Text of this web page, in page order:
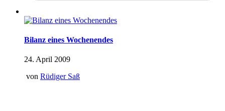
Bilanz eines Wochenendes
24. April 2009
von Rüdiger Saß